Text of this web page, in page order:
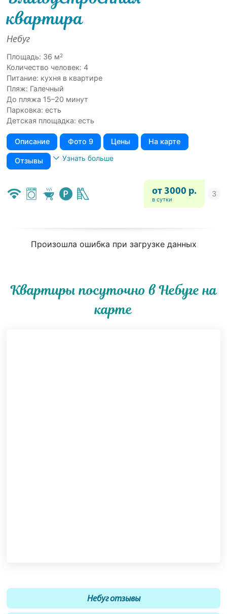
квартира
Небуг
Площадь: 36 м2
Количество человек: 4
Питание: кухня в квартире
Пляж: Галечный
До пляжа 15–20 минут
Парковка: есть
Детская площадка: есть
Описание Фото 9 Цены На карте
Отзывы Узнать больше
от 3000 р.
в сутки
Произошла ошибка при загрузке данных
Квартиры посуточно в Небуге на
карте
Небуг отзывы